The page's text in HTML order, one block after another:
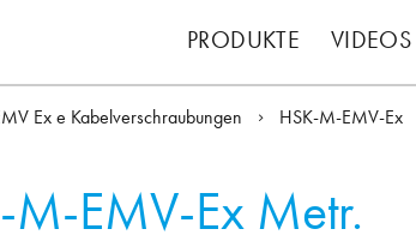
PRODUKTE VIDEOS
Ex e Kabelverschraubungen HSK-M-EMV-Ex
M-EMV-Ex Metr.